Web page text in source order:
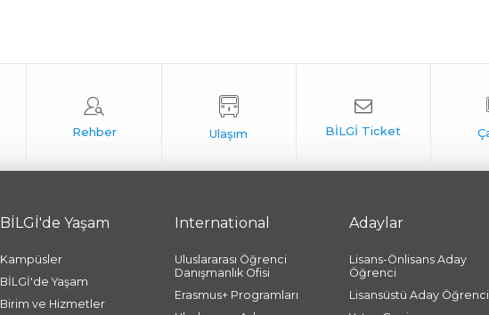
BİLGİ'de Yaşam
Kampüsler
BİLGİ'de Yaşam
Birim ve Hizmetler
International
Uluslararası Öğrenci
Danışmanlık Ofisi
Erasmus+ Programları
Adaylar
Lisans-Önlisans Aday
Öğrenci
Lisansüstü Aday Öğrenci